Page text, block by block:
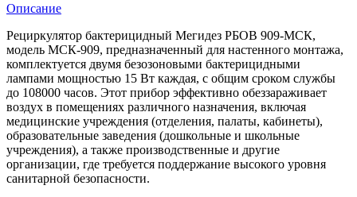
Описание
Рециркулятор бактерицидный Мегидез РБОВ 909-МСК,
модель МСК-909, предназначенный для настенного монтажа,
комплектуется двумя безозоновыми бактерицидными
лампами мощностью 15 Вт каждая, с общим сроком службы
до 108000 часов. Этот прибор эффективно обеззараживает
воздух в помещениях различного назначения, включая
медицинские учреждения (отделения, палаты, кабинеты),
образовательные заведения (дошкольные и школьные
учреждения), а также производственные и другие
организации, где требуется поддержание высокого уровня
санитарной безопасности.